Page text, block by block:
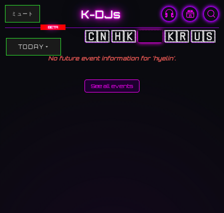
ミュート K-DJs
BETA
🇨🇳🇭🇰🇯🇵 🇰🇷🇺🇸
TODAY
No future event information for 'hyelin'.
See all events